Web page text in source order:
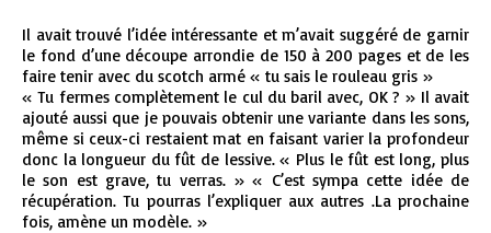
Il avait trouvé l’idée intéressante et m’avait suggéré de garnir
le fond d’une découpe arrondie de 150 à 200 pages et de les
faire tenir avec du scotch armé « tu sais le rouleau gris »
« Tu fermes complètement le cul du baril avec, OK ? » Il avait
ajouté aussi que je pouvais obtenir une variante dans les sons,
même si ceux-ci restaient mat en faisant varier la profondeur
donc la longueur du fût de lessive. « Plus le fût est long, plus
le son est grave, tu verras. » « C’est sympa cette idée de
récupération. Tu pourras l’expliquer aux autres .La prochaine
fois, amène un modèle. »